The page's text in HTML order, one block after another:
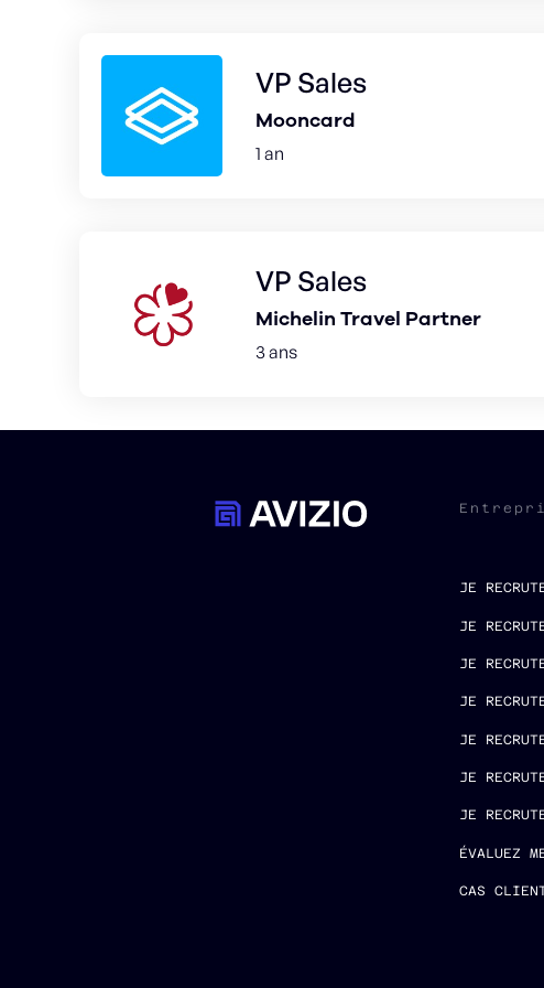
VP Sales
Mooncard
1 an
VP Sales
Michelin Travel Partner
3 ans
JE
JE
JE
JE
JE
JE
JE
ÉVALUEZ
CAS